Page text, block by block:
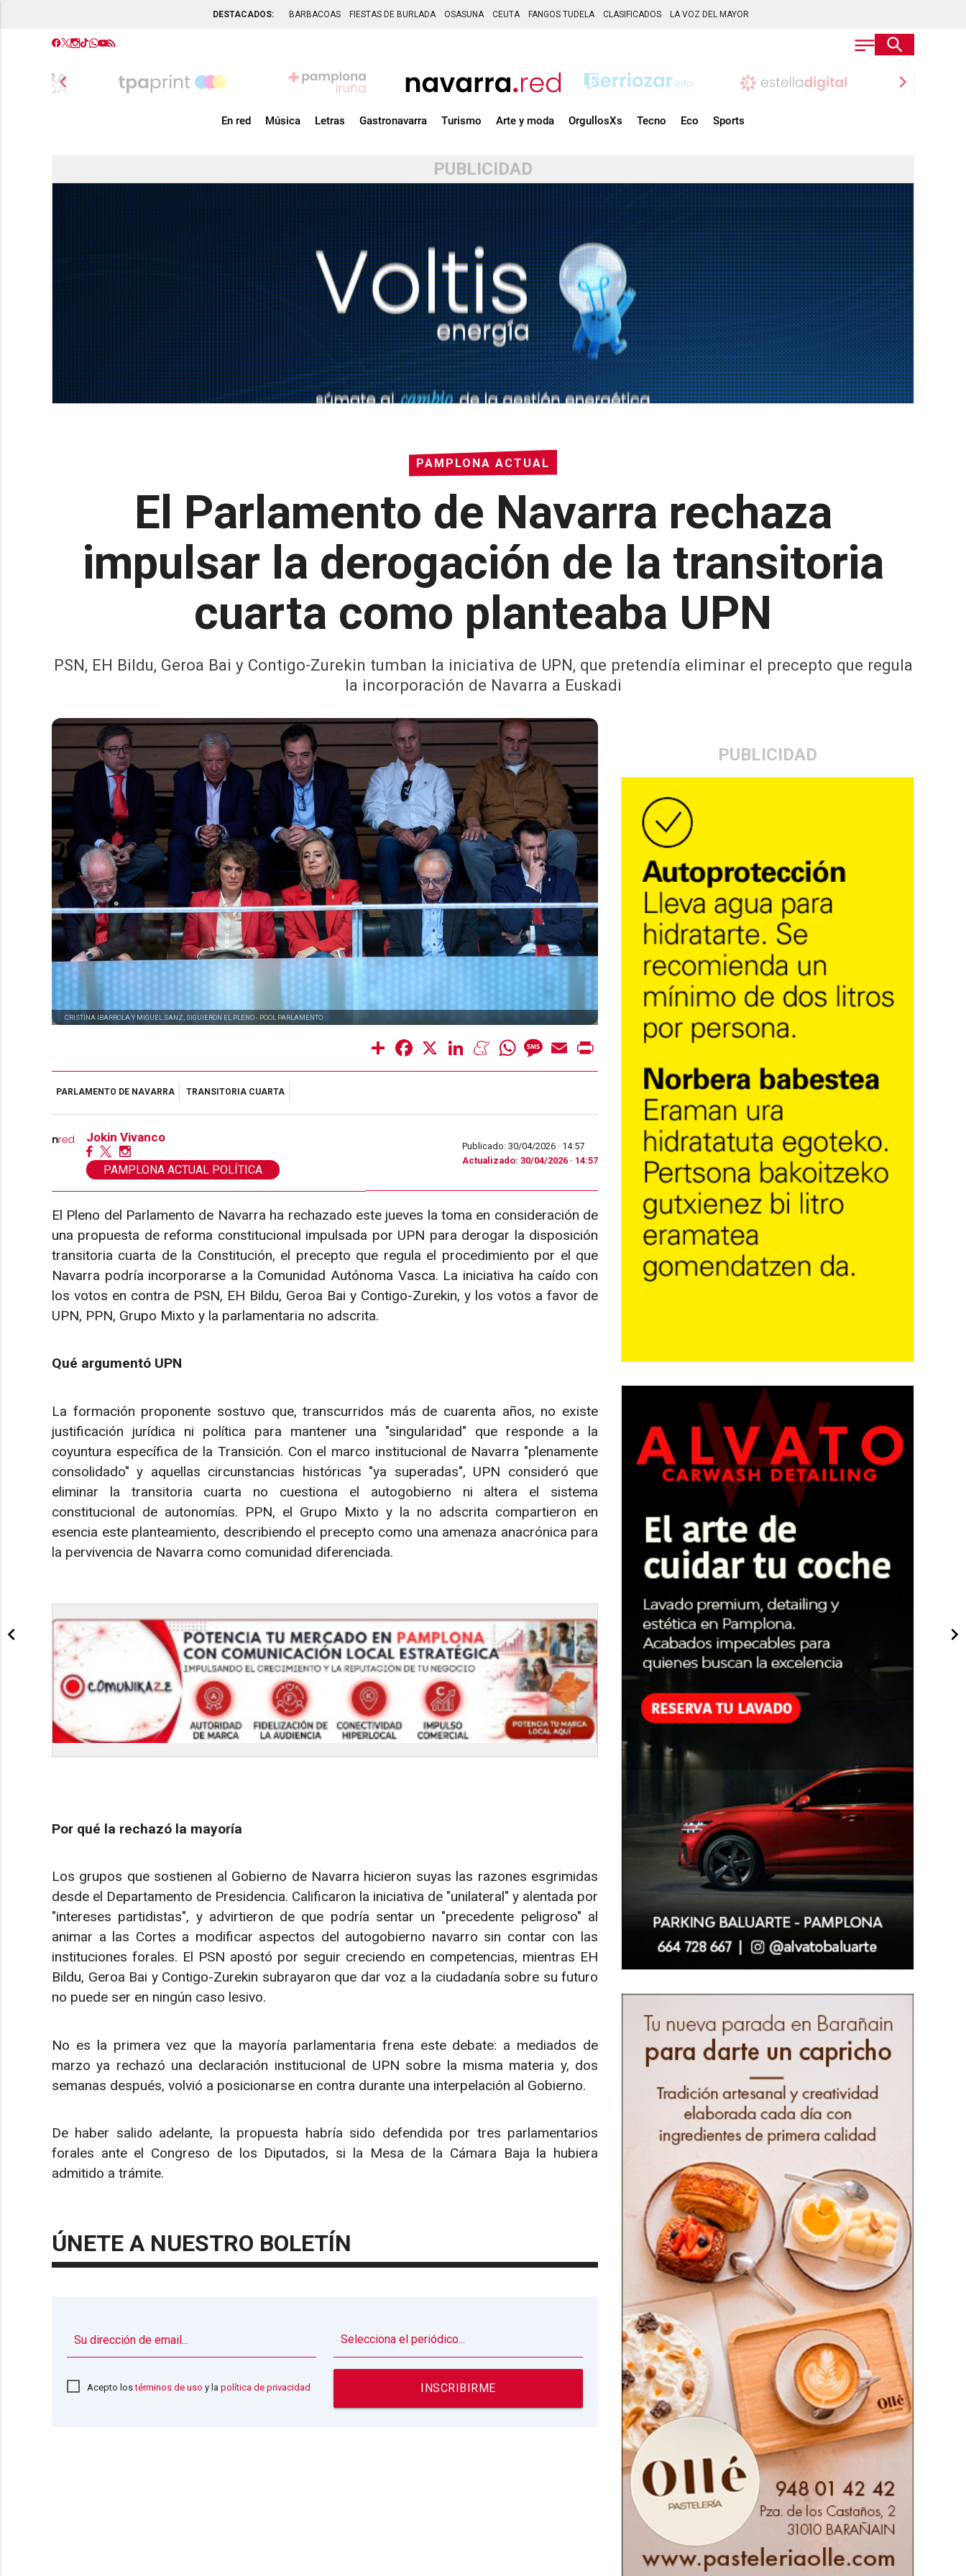
DESTACADOS: BARBACOAS FIESTAS DE BURLADA OSASUNA CEUTA FANGOS TUDELA CLASIFICADOS LA VOZ DEL MAYOR
chevron_left chevron_right
En red Música Letras Gastronavarra Turismo Arte y moda OrgullosXs Tecno Eco Sports
PUBLICIDAD
PAMPLONA ACTUAL
El Parlamento de Navarra rechaza
impulsar la derogación de la transitoria
cuarta como planteaba UPN
PSN, EH Bildu, Geroa Bai y Contigo-Zurekin tumban la iniciativa de UPN, que pretendía eliminar el precepto que regula
la incorporación de Navarra a Euskadi
PUBLICIDAD
CRISTINA IBARROLA Y MIGUEL SANZ, SIGUIERON EL PLENO - POOL PARLAMENTO
Share Facebook LinkedInMeneameWhatsAppMessage
Email
PARLAMENTO DE NAVARRA TRANSITORIA CUARTA
Jokin Vivanco
PAMPLONA ACTUAL POLÍTICA
Publicado: 30/04/2026 · 14:57
Actualizado: 30/04/2026 · 14:57
El Pleno del Parlamento de Navarra ha rechazado este jueves la toma en consideración de
una propuesta de reforma constitucional impulsada por UPN para derogar la disposición
transitoria cuarta de la Constitución, el precepto que regula el procedimiento por el que
Navarra podría incorporarse a la Comunidad Autónoma Vasca. La iniciativa ha caído con
los votos en contra de PSN, EH Bildu, Geroa Bai y Contigo-Zurekin, y los votos a favor de
UPN, PPN, Grupo Mixto y la parlamentaria no adscrita.
Qué argumentó UPN
La formación proponente sostuvo que, transcurridos más de cuarenta años, no existe
justificación jurídica ni política para mantener una "singularidad" que responde a la
coyuntura específica de la Transición. Con el marco institucional de Navarra "plenamente
consolidado" y aquellas circunstancias históricas "ya superadas", UPN consideró que
eliminar la transitoria cuarta no cuestiona el autogobierno ni altera el sistema
constitucional de autonomías. PPN, el Grupo Mixto y la no adscrita compartieron en
esencia este planteamiento, describiendo el precepto como una amenaza anacrónica para
la pervivencia de Navarra como comunidad diferenciada.
Por qué la rechazó la mayoría
Los grupos que sostienen al Gobierno de Navarra hicieron suyas las razones esgrimidas
desde el Departamento de Presidencia. Calificaron la iniciativa de "unilateral" y alentada por
"intereses partidistas", y advirtieron de que podría sentar un "precedente peligroso" al
animar a las Cortes a modificar aspectos del autogobierno navarro sin contar con las
instituciones forales. El PSN apostó por seguir creciendo en competencias, mientras EH
Bildu, Geroa Bai y Contigo-Zurekin subrayaron que dar voz a la ciudadanía sobre su futuro
no puede ser en ningún caso lesivo.
No es la primera vez que la mayoría parlamentaria frena este debate: a mediados de
marzo ya rechazó una declaración institucional de UPN sobre la misma materia y, dos
semanas después, volvió a posicionarse en contra durante una interpelación al Gobierno.
De haber salido adelante, la propuesta habría sido defendida por tres parlamentarios
forales ante el Congreso de los Diputados, si la Mesa de la Cámara Baja la hubiera
admitido a trámite.
ÚNETE A NUESTRO BOLETÍN
Acepto lostérminos de uso y la política de privacidad INSCRIBIRME